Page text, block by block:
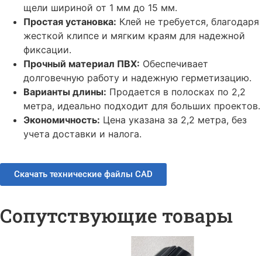
щели шириной от 1 мм до 15 мм.
Простая установка: Клей не требуется, благодаря
жесткой клипсе и мягким краям для надежной
фиксации.
Прочный материал ПВХ: Обеспечивает
долговечную работу и надежную герметизацию.
Варианты длины: Продается в полосках по 2,2
метра, идеально подходит для больших проектов.
Экономичность: Цена указана за 2,2 метра, без
учета доставки и налога.
Скачать технические файлы CAD
Сопутствующие товары